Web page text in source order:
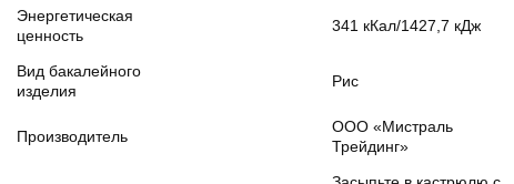
Энергетическая
ценность
341 кКал/1427,7 кДж
Вид бакалейного
изделия
Рис
Производитель
ООО «Мистраль
Трейдинг»